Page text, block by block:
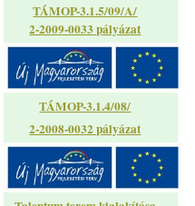
TÁMOP-3.1.5/09/A/
2-2009-0033 pályázat
TÁMOP-3.1.4/08/
2-2008-0032 pályázat